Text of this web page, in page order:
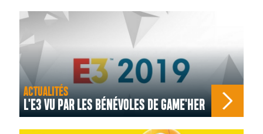
ACTUALITÉS
L'E3 VU PAR LES BÉNÉVOLES DE GAME'HER